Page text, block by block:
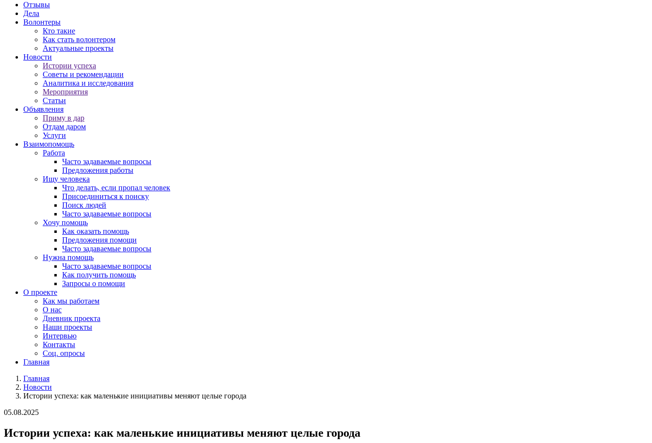
Отзывы
Дела
Волонтеры
Кто такие
Как стать волонтером
Актуальные проекты
Новости
Истории успеха
Советы и рекомендации
Аналитика и исследования
Мероприятия
Статьи
Объявления
Приму в дар
Отдам даром
Услуги
Взаимопомощь
Работа
Часто задаваемые вопросы
Предложения работы
Ищу человека
Что делать, если пропал человек
Присоединиться к поиску
Поиск людей
Часто задаваемые вопросы
Хочу помощь
Как оказать помощь
Предложения помощи
Часто задаваемые вопросы
Нужна помощь
Часто задаваемые вопросы
Как получить помощь
Запросы о помощи
О проекте
Как мы работаем
О нас
Дневник проекта
Наши проекты
Интервью
Контакты
Соц. опросы
Главная
Главная
Новости
Истории успеха: как маленькие инициативы меняют целые города
05.08.2025
Истории успеха: как маленькие инициативы меняют целые города